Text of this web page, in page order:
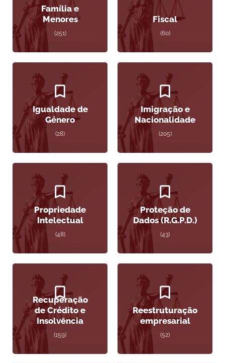
Família e
Menores
(251)
Fiscal
(60)
Igualdade de
Género
(28)
Imigração e
Nacionalidade
(205)
Propriedade
Intelectual
(48)
Proteção de
Dados (R.G.P.D.)
(43)
Recuperação
de Crédito e
Insolvência
(159)
Reestruturação
empresarial
(52)